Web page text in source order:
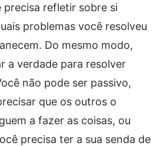
refletir sobre si
problemas você resolveu
Do mesmo modo,
a verdade para resolver
não pode ser passivo,
que os outros o
a fazer as coisas, ou
precisa ter a sua senda de